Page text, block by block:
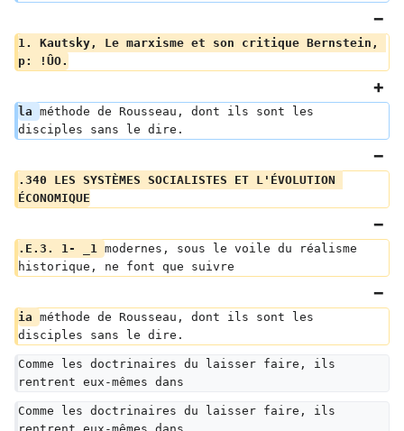
1. Kautsky, Le marxisme et son critique Bernstein,
p: !ÛO.
la méthode de Rousseau, dont ils sont les
disciples sans le dire.
.340 LES SYSTÈMES SOCIALISTES ET L'ÉVOLUTION
ÉCONOMIQUE
.E.3. 1- _1 modernes, sous le voile du réalisme
historique, ne font que suivre
ia méthode de Rousseau, dont ils sont les
disciples sans le dire.
Comme les doctrinaires du laisser faire, ils
rentrent eux-mêmes dans
Comme les doctrinaires du laisser faire, ils